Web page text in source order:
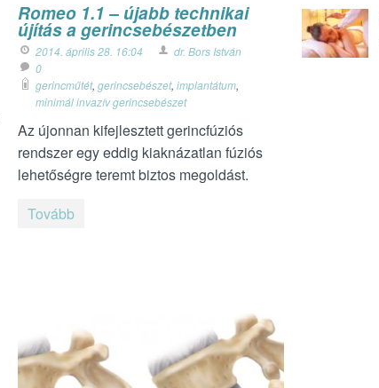
Romeo 1.1 – újabb technikai
újítás a gerincsebészetben
2014. április 28. 16:04
dr. Bors István
0
gerincműtét, gerincsebészet, implantátum,
minimál invazív gerincsebészet
Az újonnan kifejlesztett gerincfúziós
rendszer egy eddig kiaknázatlan fúziós
lehetőségre teremt biztos megoldást.
Tovább